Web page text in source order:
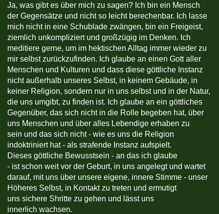
Ja, was gibt es über mich zu sagen? Ich bin ein Mensch
der Gegensätze und nicht so leicht berechenbar. Ich lasse
mich nicht in eine Schublade zwängen, bin ein Freigeist,
ziemlich unkompliziert und großzügig im Denken. Ich
meditiere gerne, um im hektischen Alltag immer wieder zu
mir selbst zurückzufinden. Ich glaube an einen Gott aller
Menschen und Kulturen und dass diese göttliche Instanz
nicht außerhalb unseres Selbst, in keinem Gebäude, in
keiner Religion, sondern nur in uns selbst und in der Natur,
die uns umgibt, zu finden ist. Ich glaube an ein göttliches
Gegenüber, das sich nicht in die Rolle begeben hat, über
uns Menschen und über alles Lebendige erhaben zu
sein und das sich nicht - wie es uns die Religion
indoktriniert hat - als strafende Instanz aufspielt.
Dieses göttliche Bewusstsein - an das ich glaube
- ist schon weit vor der Geburt, in uns angelegt und wartet
darauf, mit uns über unsere eigene, innere Stimme - unser
Höheres Selbst, in Kontakt zu treten und ermutigt
uns sichere Shritte zu gehen und lässt uns
innerlich wachsen.